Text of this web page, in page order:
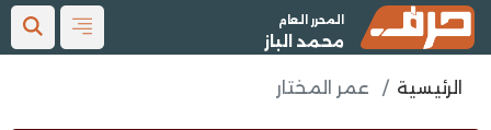
المحرر العام
محمد الباز
الرئيسية عمر المختار